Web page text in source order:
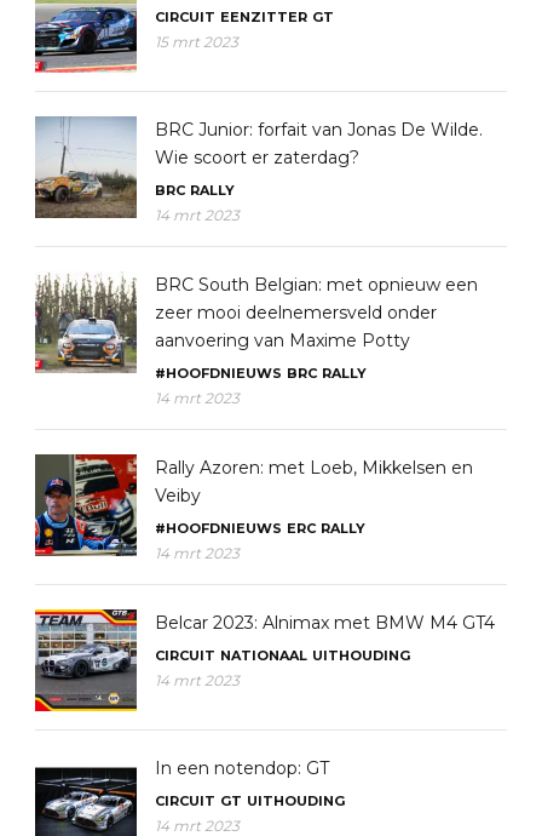
CIRCUIT EENZITTER GT
15 mrt 2023
BRC Junior: forfait van Jonas De Wilde.
Wie scoort er zaterdag?
BRC RALLY
14 mrt 2023
BRC South Belgian: met opnieuw een
zeer mooi deelnemersveld onder
aanvoering van Maxime Potty
#HOOFDNIEUWS BRC RALLY
14 mrt 2023
Rally Azoren: met Loeb, Mikkelsen en
Veiby
#HOOFDNIEUWS ERC RALLY
14 mrt 2023
Belcar 2023: Alnimax met BMW M4 GT4
CIRCUIT NATIONAAL UITHOUDING
14 mrt 2023
In een notendop: GT
CIRCUIT GT UITHOUDING
14 mrt 2023